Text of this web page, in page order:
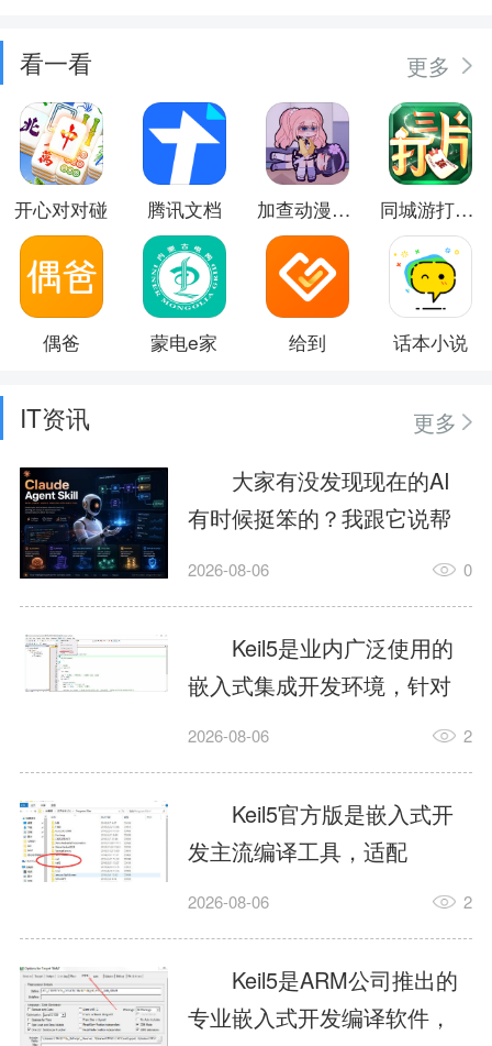
看一看 更多
开心对对碰 腾讯文档 加查动漫俱乐部 同城游打三片
偶爸 蒙电e家 给到 话本小说
IT资讯
更多
大家有没发现现在的AI
有时候挺笨的？我跟它说帮
我订个明天早上的闹钟，它
这样？因为AI，就是个只会
耍嘴皮子的书呆子。它脑子
里有海量知识，但没有真正
激发出来实力。而
AgentSkill，就是给AI大脑装
上的一双机械手，它真的能
解决很多问题。1什么是
AgentSkillSkill指...
2026-08-06 0
Keil5是业内广泛使用的
嵌入式集成开发环境，针对
ARM、51内核单片机提供编
力，代码编译稳定，调试工
具成熟，大量开源项目基于
该平台开发。新项目需要单
独下载对应芯片支持包，新
手配置难度较高，正版商业
授权费用不菲，未授权版本
存在程序容量限制，适合硬
2026-08-06 2
Keil5官方版是嵌入式开
发主流编译工具，适配
STM32、51单片机等多款芯
在线调试、代码仿真，兼容
众多厂商芯片安装包。软件
需要手动添加器件库，初次
2026-08-06 2
Keil5是ARM公司推出的
专业嵌入式开发编译软件，